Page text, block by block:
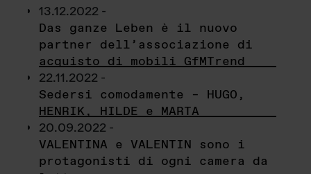
13.12.2022 -
Das ganze Leben è il nuovo
partner dell’associazione di
acquisto di mobili GfMTrend
22.11.2022 -
Sedersi comodamente – HUGO,
HENRIK, HILDE e MARTA
20.09.2022 -
VALENTINA e VALENTIN sono i
protagonisti di ogni camera da